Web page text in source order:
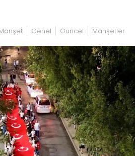
Genel Güncel Manşetler